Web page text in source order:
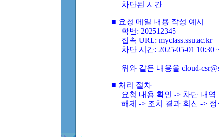
차단된 시간
■ 요청 메일 내용 작성 예시
학번: 202512345
접속 URL: myclass.ssu.ac.kr
차단 시간: 2025-05-01 10:30
위와 같은 내용을 cloud-
■ 처리 절차
요청 내용 확인 -> 차단 내
해제 -> 조치 결과 회신 ->